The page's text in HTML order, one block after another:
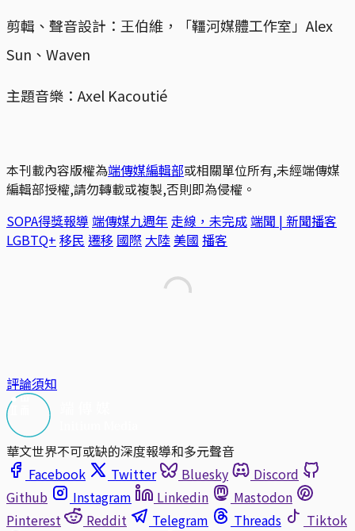
剪輯、聲音設計：王伯維，「韁河媒體工作室」Alex
Sun、Waven
主題音樂：Axel Kacoutié
本刊載內容版權為端傳媒編輯部或相關單位所有,未經端傳媒
編輯部授權,請勿轉載或複製,否則即為侵權。
SOPA得獎報導 端傳媒九週年 走線，未完成端聞 | 新聞播客
LGBTQ+ 移民 遷移 國際 大陸 美國 播客
評論須知
華文世界不可或缺的深度報導和多元聲音
Facebook
Twitter Bluesky
Discord
Github
Instagram Linkedin
Mastodon
Pinterest
Reddit Telegram Threads
Tiktok